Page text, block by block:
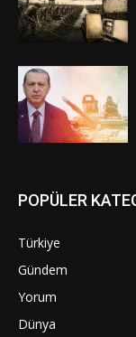
POPÜLER
Türkiye
Gündem
Yorum
Dünya